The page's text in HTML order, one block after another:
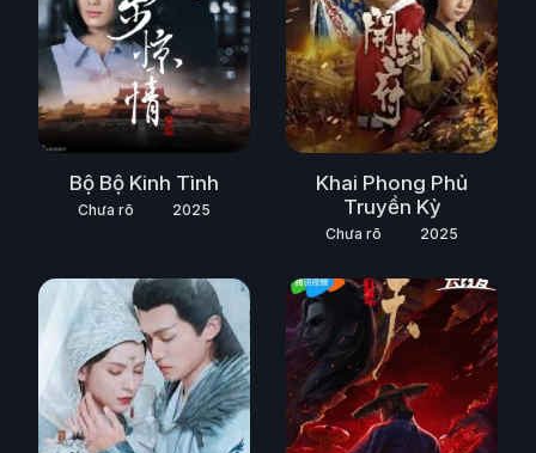
Bộ Bộ Kinh Tình
Chưa rõ 2025
Khai Phong Phủ
Truyền Kỳ
Chưa rõ 2025